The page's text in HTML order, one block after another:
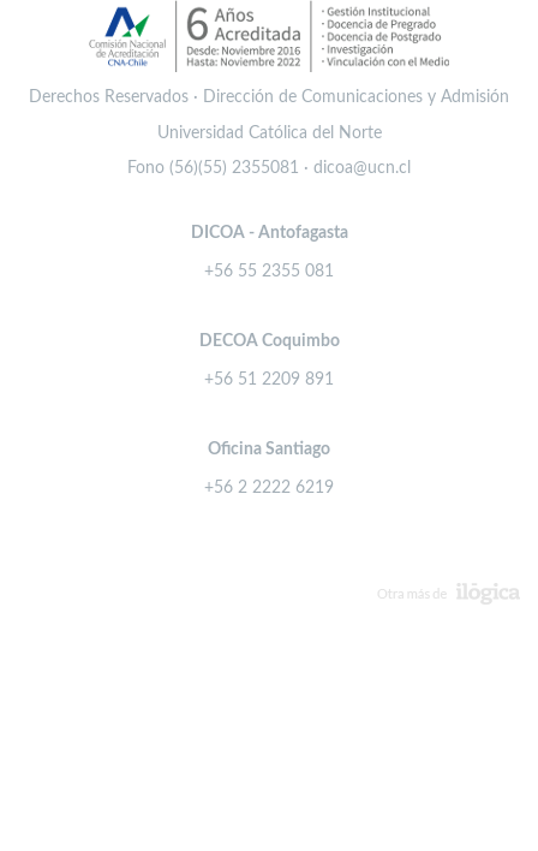
Derechos Reservados · Dirección de Comunicaciones y Admisión
Universidad Católica del Norte
Fono (56)(55) 2355081 · dicoa@ucn.cl
DICOA - Antofagasta
+56 55 2355 081
DECOA Coquimbo
+56 51 2209 891
Oficina Santiago
+56 2 2222 6219